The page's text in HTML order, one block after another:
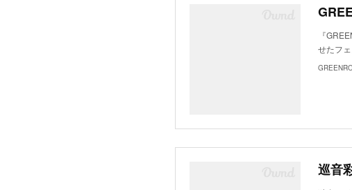
『
せたフ
巡音